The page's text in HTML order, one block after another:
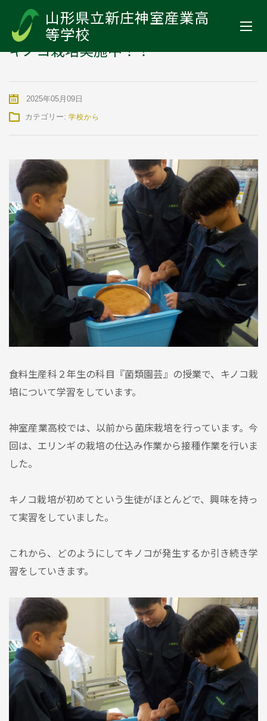
山形県立新庄神室産業高
等学校
施中！！
キノコ栽培実施中！！
2025年05月09日
カテゴリー: 学校から
食料生産科２年生の科目『菌類園芸』の授業で、キノコ栽
培について学習をしています。
神室産業高校では、以前から菌床栽培を行っています。今
回は、エリンギの栽培の仕込み作業から接種作業を行いま
した。
キノコ栽培が初めてという生徒がほとんどで、興味を持っ
て実習をしていました。
これから、どのようにしてキノコが発生するか引き続き学
習をしていきます。